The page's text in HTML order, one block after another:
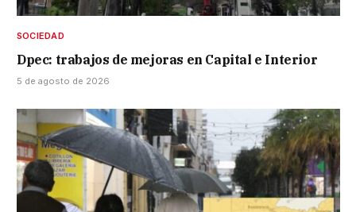
SOCIEDAD
Dpec: trabajos de mejoras en Capital e Interior
5 de agosto de 2026